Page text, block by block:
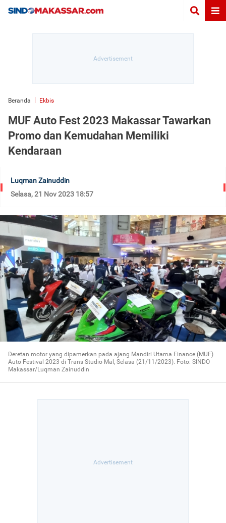
Beranda Ekbis
MUF Auto Fest 2023 Makassar Tawarkan
Promo dan Kemudahan Memiliki
Kendaraan
Luqman Zainuddin
Selasa, 21 Nov 2023 18:57
Deretan motor yang dipamerkan pada ajang Mandiri Utama Finance (MUF)
Auto Festival 2023 di Trans Studio Mal, Selasa (21/11/2023). Foto: SINDO
Makassar/Luqman Zainuddin